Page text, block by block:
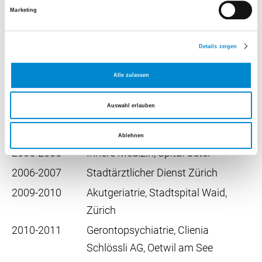
Marketing
Details zeigen
Alle zulassen
Auswahl erlauben
Ablehnen
Ärztliche Weiterbildung
1998-2003
Viszeral- und
Transplantationschirurgie,
Universitätsspital Zürich
2004-2005
Gynäkologie und Geburtshilfe,
Spital Uster
2005-2006
Innere Medizin, Spital Uster
2006-2007
Stadtärztlicher Dienst Zürich
2009-2010
Akutgeriatrie, Stadtspital Waid,
Zürich
2010-2011
Gerontopsychiatrie, Clienia
Schlössli AG, Oetwil am See